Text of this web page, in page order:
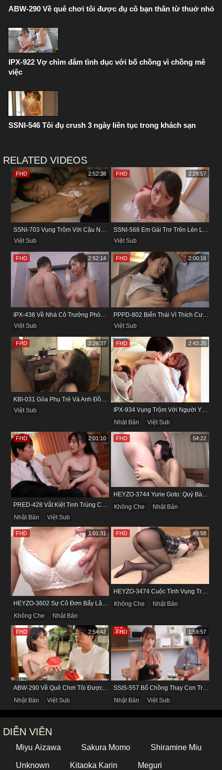
ABW-290 Về quê chơi tôi được đụ cô bạn thân từ thuở nhỏ
IPX-922 Vợ chìm đắm tình dục với bố chồng vì chồng mê
việc
SSNI-546 Tôi đụ crush 3 ngày liên tục trong khách sạn
RELATED VIDEOS
SSNI-703 Vụng Trộm Với Cậu Nhân Viên Ngay Bên Cạnh Chồng
Việt Sub
FHD 2:52:38
SSNI-568 Em Gái Trơ Trẽn Lén Lút Vụng Trộm Với Bồ Của Chị
Việt Sub
FHD 2:28:57
Việt Sub
FHD 2:52:14
Việt Sub
FHD 2:00:16
KBI-031 Góa Phụ Trẻ Và Anh Đồng Nghiệp Cũ
Việt Sub
FHD 2:26:37
IPX-934 Vụng Trộm Với Người Yêu Cũ Trong Khách Sạn
Nhật Bản
Việt Sub
FHD 2:43:25
PRED-428 Vắt Kiệt Tinh Trùng Của Bạn Trai Để Chừa Thói Lăng Nhăng
Nhật Bản
Việt Sub
FHD 2:01:10
HEYZO-3744 Yurie Goto: Quý Bà Dâm Phụ & Cơn Cuồng Si Mùi Buồi Khắm
Không Che
Nhật Bản
FHD 54:22
Không Che
Nhật Bản
FHD 1:01:31
Không Che
Nhật Bản
FHD 49:58
Nhật Bản
Việt Sub
FHD 2:54:42
SSIS-557 Bố Chồng Thay Con Trai Bị Liệt Dương Chăm Sóc Con Dâu
Nhật Bản
Việt Sub
FHD 1:59:57
DIỄN VIÊN
Miyu Aizawa Sakura Momo Shiramine Miu
Unknown Kitaoka Karin Meguri